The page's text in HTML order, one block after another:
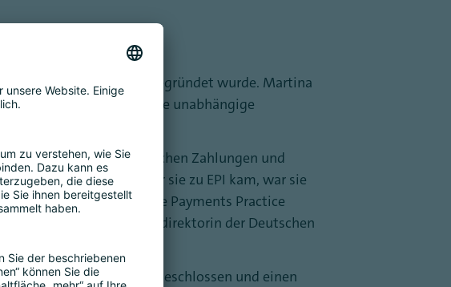
im Dezember 2020 gegründet wurde. Martina
mit dem Ziel, eine unabhängige
Expertise in den Bereichen Zahlungen und
Nahen Osten. Bevor sie zu EPI kam, war sie
wo sie die europäische Payments Practice
Marketing- & Vertriebsdirektorin der Deutschen
abgeschlossen und einen